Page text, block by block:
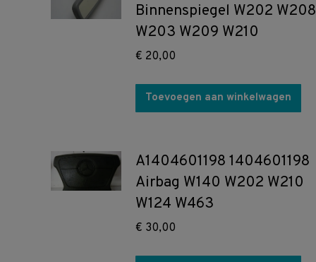
Binnenspiegel W202 W208
W203 W209 W210
€ 20,00
Toevoegen aan winkelwagen
A1404601198 1404601198
Airbag W140 W202 W210
W124 W463
€ 30,00